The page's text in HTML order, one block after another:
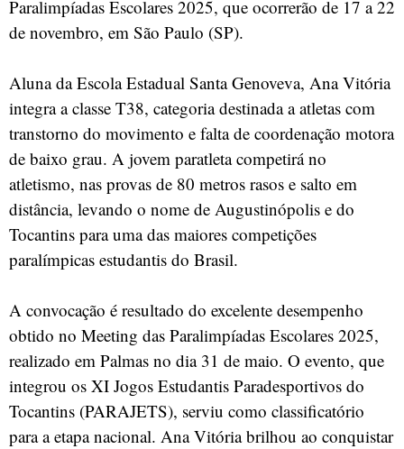
Paralimpíadas Escolares 2025, que ocorrerão de 17 a 22
de novembro, em São Paulo (SP).
Aluna da Escola Estadual Santa Genoveva, Ana Vitória
integra a classe T38, categoria destinada a atletas com
transtorno do movimento e falta de coordenação motora
de baixo grau. A jovem paratleta competirá no
atletismo, nas provas de 80 metros rasos e salto em
distância, levando o nome de Augustinópolis e do
Tocantins para uma das maiores competições
paralímpicas estudantis do Brasil.
A convocação é resultado do excelente desempenho
obtido no Meeting das Paralimpíadas Escolares 2025,
realizado em Palmas no dia 31 de maio. O evento, que
integrou os XI Jogos Estudantis Paradesportivos do
Tocantins (PARAJETS), serviu como classificatório
para a etapa nacional. Ana Vitória brilhou ao conquistar